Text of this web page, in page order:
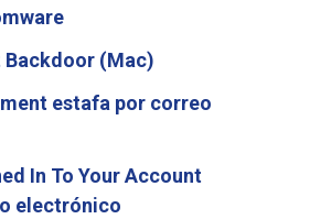
Backdoor (Mac)
estafa por correo
In To Your Account
electrónico